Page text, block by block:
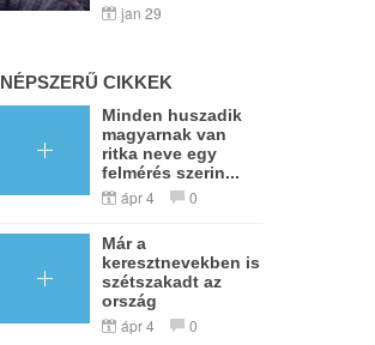
jan 29
NÉPSZERŰ CIKKEK
Minden huszadik
magyarnak van
ritka neve egy
felmérés szerin...
ápr 4 0
Már a
keresztnevekben is
szétszakadt az
ország
ápr 4 0